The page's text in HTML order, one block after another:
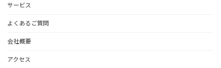
サービス
よくあるご質問
会社概要
アクセス